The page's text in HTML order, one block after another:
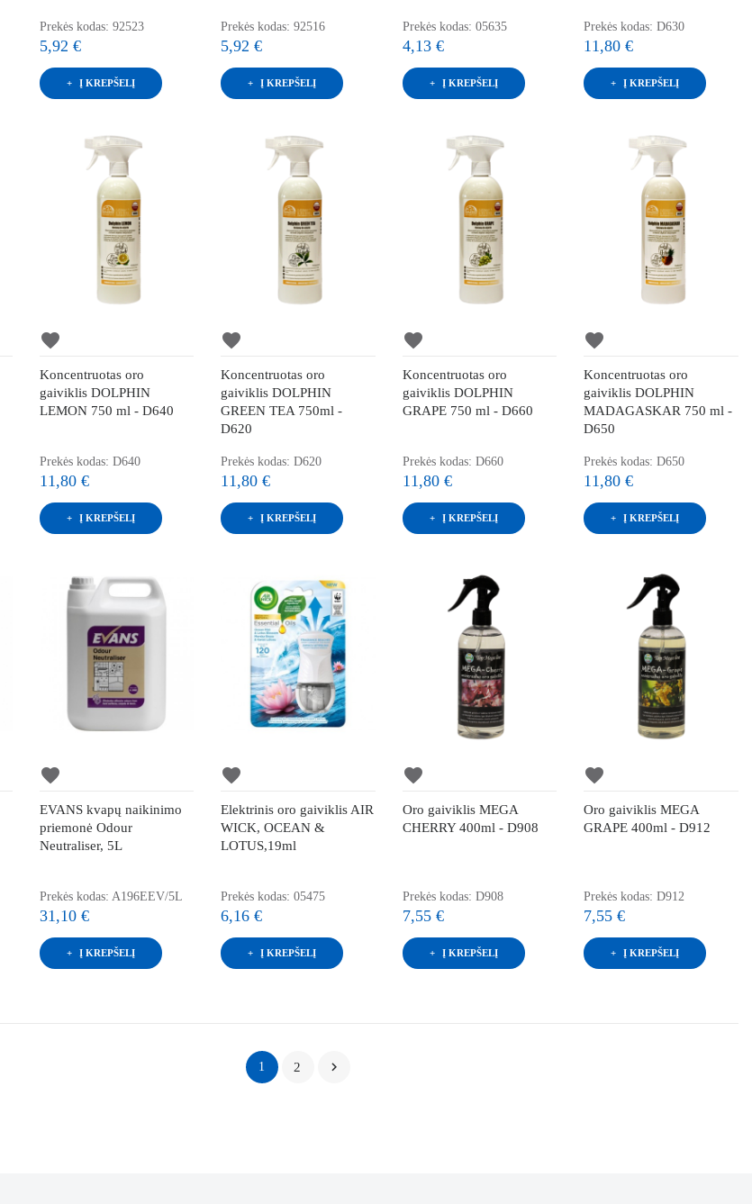
Prekės kodas: 92523
5,92 €
Į KREPŠELĮ
Prekės kodas: 92516
5,92 €
Į KREPŠELĮ
Prekės kodas: 05635
4,13 €
Į KREPŠELĮ
Prekės kodas: D630
11,80 €
Į KREPŠELĮ
favorite
Koncentruotas oro
gaiviklis DOLPHIN
LEMON 750 ml - D640
Prekės kodas: D640
11,80 €
Į KREPŠELĮ
favorite
Koncentruotas oro
gaiviklis DOLPHIN
GREEN TEA 750ml -
D620
Prekės kodas: D620
11,80 €
Į KREPŠELĮ
favorite
Koncentruotas oro
gaiviklis DOLPHIN
GRAPE 750 ml - D660
Prekės kodas: D660
11,80 €
Į KREPŠELĮ
favorite
Koncentruotas oro
gaiviklis DOLPHIN
MADAGASKAR 750 ml -
D650
Prekės kodas: D650
11,80 €
Į KREPŠELĮ
favorite
EVANS kvapų naikinimo
priemonė Odour
Neutraliser, 5L
Prekės kodas: A196EEV/5L
31,10 €
Į KREPŠELĮ
favorite
Elektrinis oro gaiviklis AIR
WICK, OCEAN &
LOTUS,19ml
Prekės kodas: 05475
6,16 €
Į KREPŠELĮ
favorite
Oro gaiviklis MEGA
CHERRY 400ml - D908
Prekės kodas: D908
7,55 €
Į KREPŠELĮ
favorite
Oro gaiviklis MEGA
GRAPE 400ml - D912
Prekės kodas: D912
7,55 €
Į KREPŠELĮ
1 2 